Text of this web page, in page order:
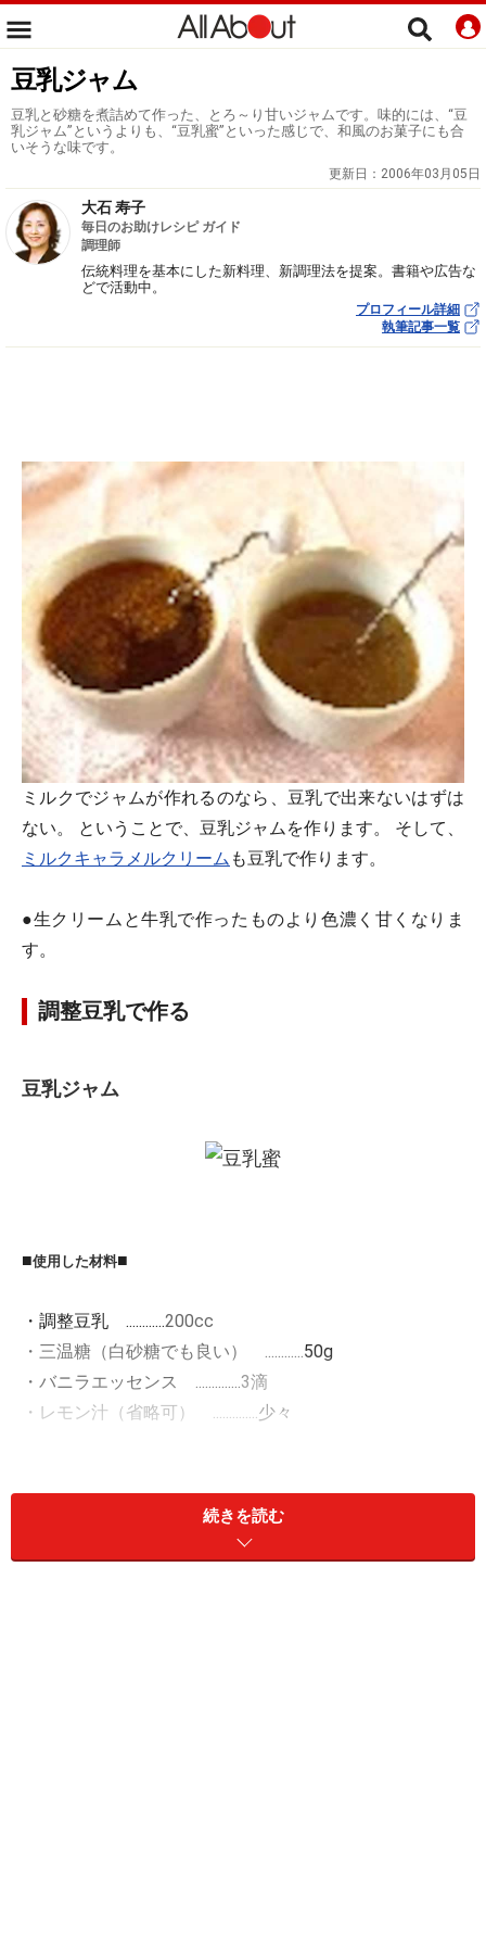
豆乳ジャム
豆乳と砂糖を煮詰めて作った、とろ～り甘いジャムです。味的には、“豆
乳ジャム”というよりも、“豆乳蜜”といった感じで、和風のお菓子にも合
いそうな味です。
更新日： 2006年03月05日
大石 寿子
毎日のお助けレシピ ガイド
調理師
伝統料理を基本にした新料理、新調理法を提案。書籍や広告な
どで活動中。
プロフィール詳細
執筆記事一覧
ミルクでジャムが作れるのなら、豆乳で出来ないはずは
ない。 ということで、豆乳ジャムを作ります。 そして、
ミルクキャラメルクリーム も豆乳で作ります。
●生クリームと牛乳で作ったものより色濃く甘くなりま
す。
調整豆乳で作る
豆乳ジャム
■使用した材料■
・調整豆乳 ............200cc
・三温糖（白砂糖でも良い） ............ 50g
・バニラエッセンス .............. 3滴
・レモン汁（省略可） .............. 少々
1.鍋に豆乳と砂糖を入れて中火にかけ、木ベラでかき混
続きを読む